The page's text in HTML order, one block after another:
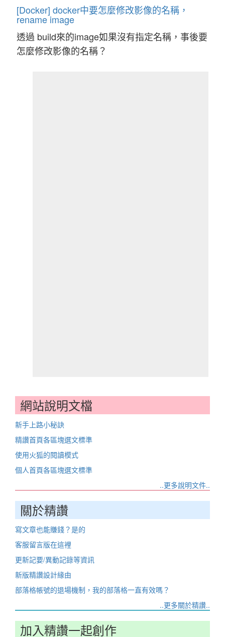
[Docker] docker中要怎麼修改影像的名稱，
rename image
透過 build來的image如果沒有指定名稱，事後要
怎麼修改影像的名稱？
網站說明文檔
新手上路小秘訣
精讚首頁各區塊選文標準
使用火狐的閱讀模式
個人首頁各區塊選文標準
..更多說明文件..
關於精讚
寫文章也能賺錢？是的
客服留言版在這裡
更新記要/異動記錄等資訊
新版精讚設計緣由
部落格帳號的退場機制，我的部落格一直有效嗎？
..更多關於精讚..
加入精讚一起創作